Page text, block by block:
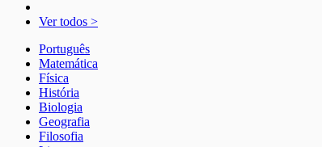
Ver todos >
Português
Matemática
Física
História
Biologia
Geografia
Filosofia